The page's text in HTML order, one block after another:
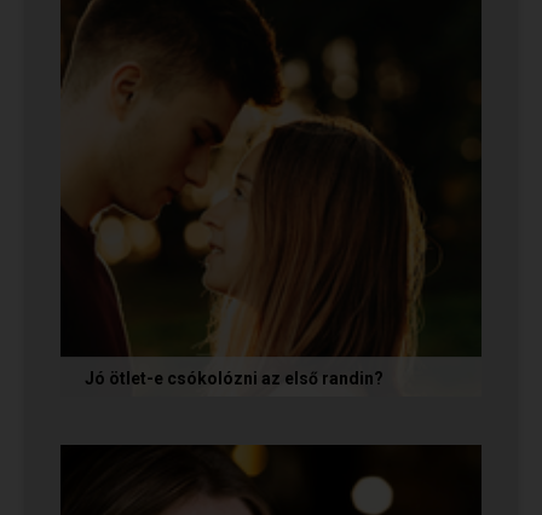
Jó ötlet-e csókolózni az első randin?
az azt jelenti, hogy nem...